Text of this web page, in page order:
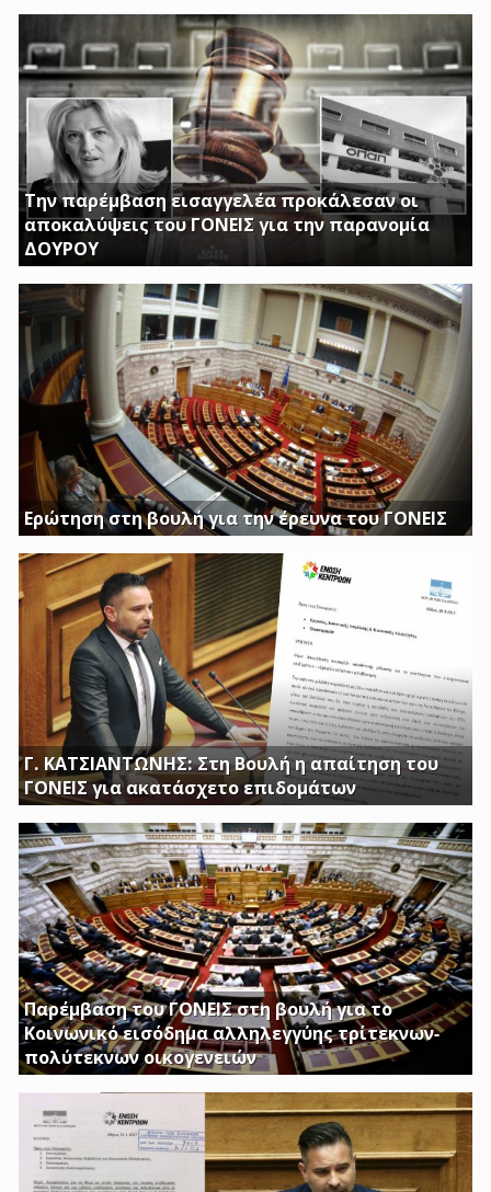
ΠΡΟΣΩΠΙΚΟΥ ΤΟΥ Β ΒΡΕΦΙΚΟΥ ΣΤΑΘΜΟΥ
ΑΣΠΡΟΠΥΡΓΟΥ
Την παρέμβαση εισαγγελέα προκάλεσαν οι
αποκαλύψεις του ΓΟΝΕΙΣ για την παρανομία
ΔΟΥΡΟΥ
ΤΗΝ ΩΡΑ ΠΟΥ ΚΤΙΡΙΑ ΤΟΥ ΔΗΜΟΣΙΟΥ ΠΑΡΑΜΕΝΟΥΝ ΚΛΕΙΣΤΑ
Η ΔΟΥΡΟΥ ΔΙΝΕΙ 20 ΕΚΚΑΤΟΜΥΡΙΑ ΓΙΑ ΑΓΟΡΑ
Ερώτηση στη βουλή για την έρευνα του ΓΟΝΕΙΣ
Διασφαλίστε το δημόσιο συμφέρον με πλήρη διαφάνεια
Γ. ΚΑΤΣΙΑΝΤΩΝΗΣ: Στη Βουλή η απαίτηση του
ΓΟΝΕΙΣ για ακατάσχετο επιδομάτων
ΕΡΩΤΗΣΗ ΤΟΥ ΒΟΥΛΕΥΤΗ ΓΙΩΡΓΟΥ ΚΑΤΣΙΑΝΤΩΝΗ
Παρέμβαση του ΓΟΝΕΙΣ στη βουλή για το
Κοινωνικό εισόδημα αλληλεγγύης τρίτεκνων-
πολύτεκνων οικογενειών
Απαιτούμε να εξαιρεθούν τα επιδόματα Στήριξης
Τέκνων, καθώς και το Ειδικό Επίδομα Στήριξης σε
Τρίτεκνες – Πολύτεκνες οικογένειες από τα εισοδηματικά
κριτήρια όπως αυτά καθορίζονται με το υπ’ αριθμ. 128/24-
1-2017 ΦΕΚ